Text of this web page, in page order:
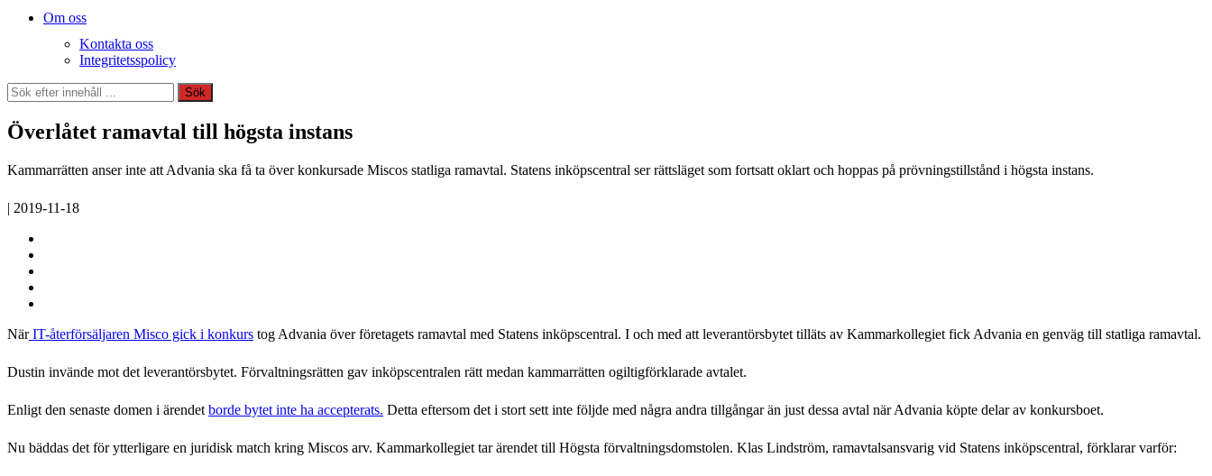
Om oss
Kontakta oss
Integritetsspolicy
Sök
Sök
Överlåtet ramavtal till högsta instans
Kammarrätten anser inte att Advania ska få ta över konkursade Miscos statliga ramavtal. Statens inköpscentral ser rättsläget som fortsatt oklart och hoppas på prövningstillstånd i högsta instans.
| 2019-11-18
NärIT-återförsäljaren Misco gick i konkurs tog Advania över företagets ramavtal med Statens inköpscentral. I och med att leverantörsbytet tilläts av Kammarkollegiet fick Advania en genväg till statliga ramavtal.
Dustin invände mot det leverantörsbytet. Förvaltningsrätten gav inköpscentralen rätt medan kammarrätten ogiltigförklarade avtalet.
Enligt den senaste domen i ärendet borde bytet inte ha accepterats. Detta eftersom det i stort sett inte följde med några andra tillgångar än just dessa avtal när Advania köpte delar av konkursboet.
Nu bäddas det för ytterligare en juridisk match kring Miscos arv. Kammarkollegiet tar ärendet till Högsta förvaltningsdomstolen. Klas Lindström, ramavtalsansvarig vid Statens inköpscentral, förklarar varför: